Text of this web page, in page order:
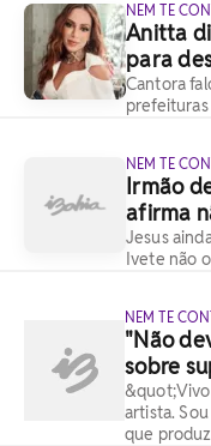
NEM TE
Anitta
para
Cantora
prefeituras
NEM TE
Irmão
afirma
Jesus
Ivete não
NEM TE
"Não
sobre
artista.
que